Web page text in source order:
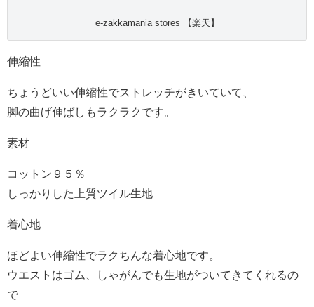
e-zakkamania stores 【楽天】
伸縮性
ちょうどいい伸縮性でストレッチがきいていて、
脚の曲げ伸ばしもラクラクです。
素材
コットン９５％
しっかりした上質ツイル生地
着心地
ほどよい伸縮性でラクちんな着心地です。
ウエストはゴム、しゃがんでも生地がついてきてくれるの
で